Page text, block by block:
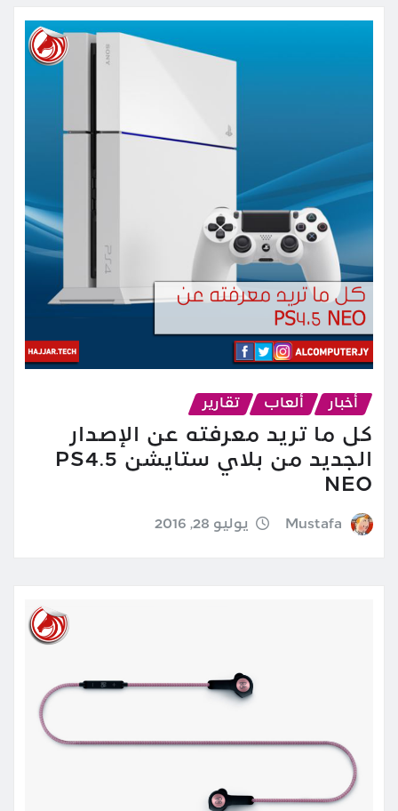
أخبار ألعاب تقارير
كل ما تريد معرفته عن الإصدار
الجديد من بلاي ستايشن PS4.5
NEO
Mustafa يوليو 28, 2016